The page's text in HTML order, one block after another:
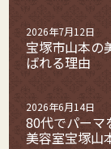
宝塚市山本の
ばれる理由
2026年7月12日
80代でパーマ
美容室宝塚山
2026年6月14日